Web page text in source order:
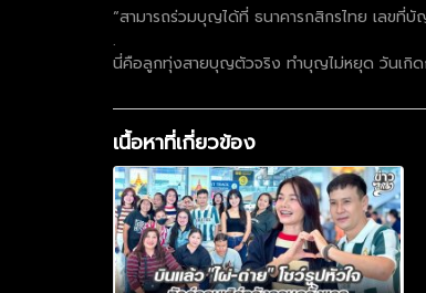
“สามารถร่วมบุญได้ที่ ธนาคารกสิกรไทย เล
.
นี่คือลูกทุ่งสายบุญตัวจริง ทำบุญไม่หยุด วันเกิด
เนื้อหาที่เกี่ยวข้อง